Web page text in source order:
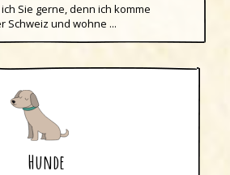
Sie gerne, denn ich komme
Schweiz und wohne ...
Hunde